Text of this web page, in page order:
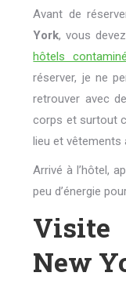
Avant de
York, vous
hôtels
réserver, je ne
retrouver avec
corps et surtout
lieu et vêtements
Arrivé à l’hôtel,
peu d’énergie
Visite
New